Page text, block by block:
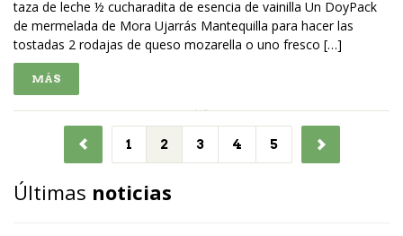
taza de leche ½ cucharadita de esencia de vainilla Un DoyPack
de mermelada de Mora Ujarrás Mantequilla para hacer las
tostadas 2 rodajas de queso mozarella o uno fresco […]
MÁS
1 2 3 4 5
Últimas noticias